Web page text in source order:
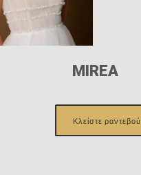
MIREA
Κλείστε ραντεβού